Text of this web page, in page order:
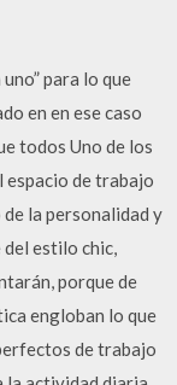
para lo que
en en ese caso
todos Uno de los
espacio de trabajo
la personalidad y
del estilo chic,
porque de
engloban lo que
de trabajo